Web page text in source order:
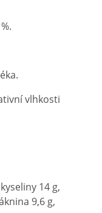
vlhkosti
14 g,
9,6 g,